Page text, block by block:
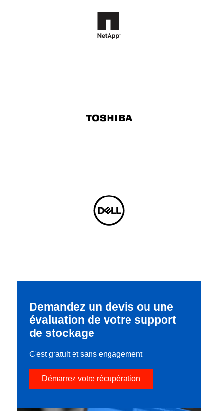
Demandez un devis ou une
évaluation de votre support
de stockage
C'est gratuit et sans engagement !
Démarrez votre récupération